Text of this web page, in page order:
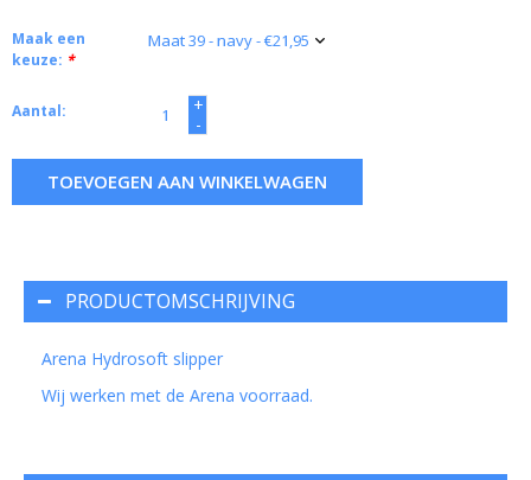
Maak een
keuze: *
Aantal:
+
-
TOEVOEGEN AAN WINKELWAGEN
PRODUCTOMSCHRIJVING
Arena Hydrosoft slipper
Wij werken met de Arena voorraad.